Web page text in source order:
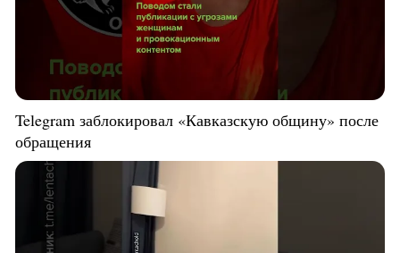
Telegram заблокировал «Кавказскую общину» после
обращения